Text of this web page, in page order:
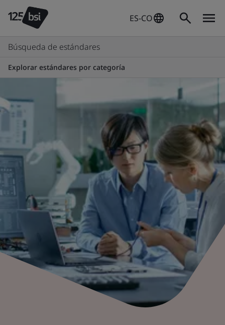
ES-CO
Búsqueda de estándares
Explorar estándares por categoría